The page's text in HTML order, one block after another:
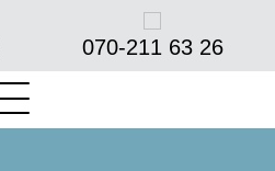
070-211 63 26‬